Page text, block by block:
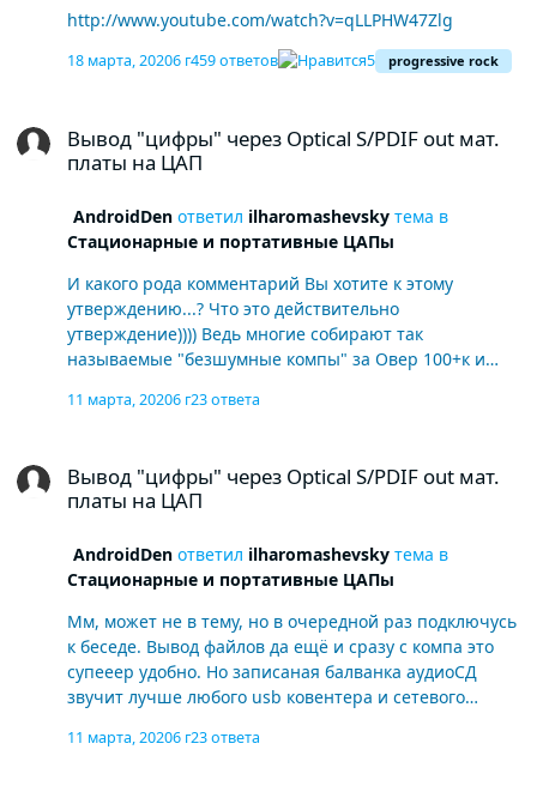
http://www.youtube.com/watch?v=qLLPHW47Zlg
18 марта, 20206 г459 ответов 5 progressive rock
Вывод "цифры" через Optical S/PDIF out мат.
платы на ЦАП
AndroidDenответил ilharomashevskyтема в
Стационарные и портативные ЦАПы
И какого рода комментарий Вы хотите к этому
утверждению...? Что это действительно
утверждение)))) Ведь многие собирают так
называемые "безшумные компы" за Овер 100+к и
болванка аудиосд в самом дешёвом двдшнике просто
11 марта, 20206 г23 ответа
Вывод "цифры" через Optical S/PDIF out мат.
платы на ЦАП
AndroidDenответил ilharomashevskyтема в
Стационарные и портативные ЦАПы
Мм, может не в тему, но в очередной раз подключусь
к беседе. Вывод файлов да ещё и сразу с компа это
супееер удобно. Но записаная балванка аудиоСД
звучит лучше любого usb ковентера и сетевого
звук с любого мп3 плеера или муз центра по мне
11 марта, 20206 г23 ответа